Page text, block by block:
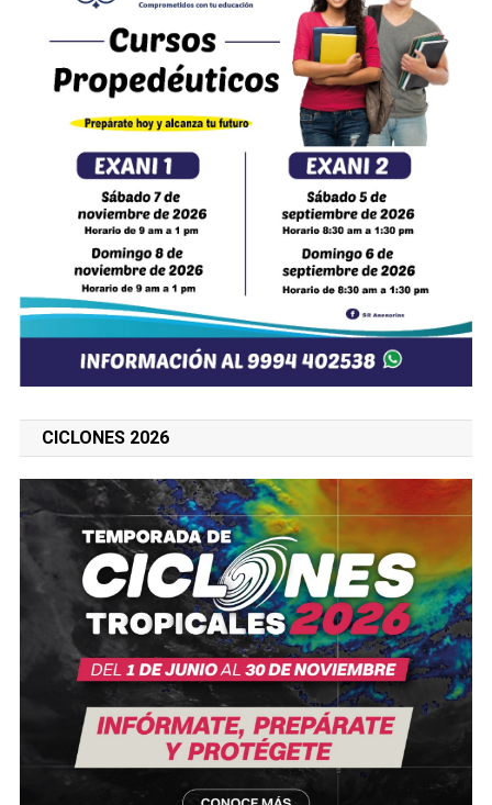
CICLONES 2026